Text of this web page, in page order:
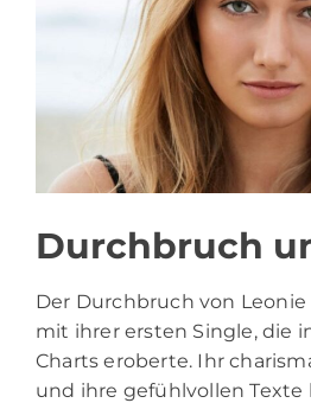
Durchbruch
Der Durchbruch von
mit ihrer ersten Single, die
Charts eroberte. Ihr
und ihre gefühlvollen